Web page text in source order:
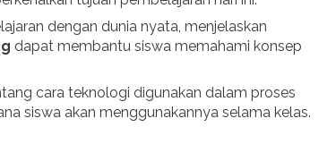
dengan dunia nyata, menjelaskan
dapat membantu siswa memahami konsep
cara teknologi digunakan dalam proses
siswa akan menggunakannya selama kelas.